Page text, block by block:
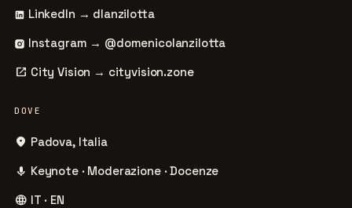
LinkedIn → dlanzilotta
Instagram → @domenicolanzilotta
open_in_new City Vision → cityvision.zone
DOVE
place Padova, Italia
mic Keynote · Moderazione · Docenze
language IT · EN